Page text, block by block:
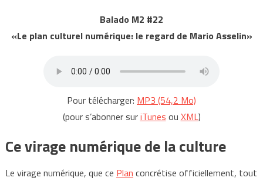
Balado M2 #22
«Le plan culturel numérique: le regard de Mario Asselin»
Pour télécharger: MP3 (54,2 Mo)
(pour s’abonner suriTunes ou XML)
Ce virage numérique de la culture
Le virage numérique, que ce Plan concrétise officiellement, tout